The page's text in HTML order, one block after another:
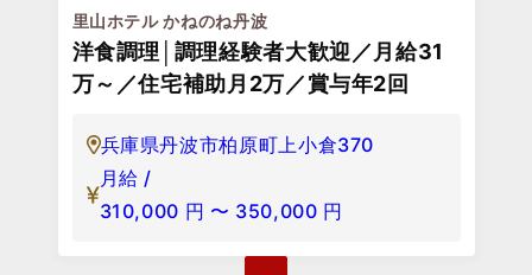
里山ホテル かねのね丹波
洋食調理│調理経験者大歓迎／月給31
万～／住宅補助月2万／賞与年2回
兵庫県丹波市柏原町上小倉370
月給 /
310,000 円 〜 350,000 円